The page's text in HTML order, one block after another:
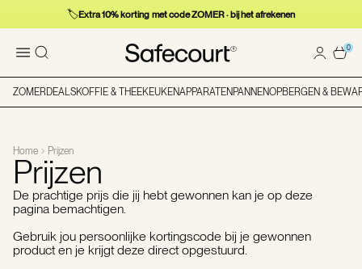
🏷️Extra 10% korting met code ZOMER · bij het afrekenen
0
ZOMERDEALSKOFFIE & THEEKEUKENAPPARATENPANNENOPBERGEN &
Home Prijzen
Prijzen
De prachtige prijs die jij hebt gewonnen kan je op deze
pagina bemachtigen.
Gebruik jou persoonlijke kortingscode bij je gewonnen
product en je krijgt deze direct opgestuurd.